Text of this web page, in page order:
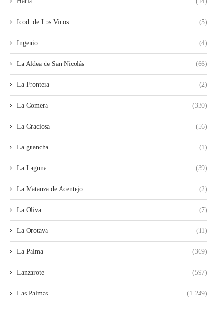
Icod. de Los Vinos (5)
Ingenio (4)
La Aldea de San Nicolás (66)
La Frontera (2)
La Gomera (330)
La Graciosa (56)
La guancha (1)
La Laguna (39)
La Matanza de Acentejo (2)
La Oliva (7)
La Orotava (11)
La Palma (369)
Lanzarote (597)
Las Palmas (1.249)